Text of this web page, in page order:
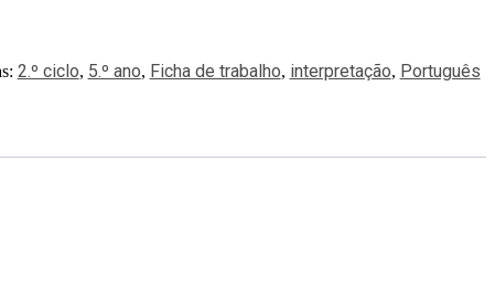
2.º ciclo, 5.º ano, Ficha de trabalho, interpretação, Português